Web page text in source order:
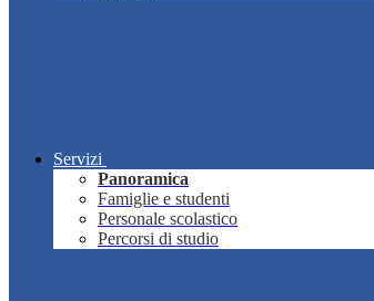
Servizi
Panoramica
Famiglie e studenti
Personale scolastico
Percorsi di studio